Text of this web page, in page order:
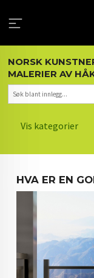
innholdet
NORSK
MALERIER AV
Vis kategorier
KUNST OG
INTERIØR OG KUNST
HVA ER EN